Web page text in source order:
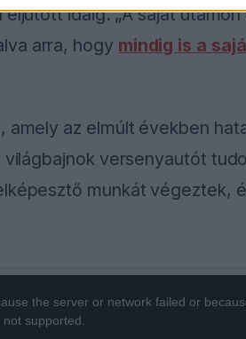
idáig. „A saját
arra, hogy mindig is a
az elmúlt években
versenyautót
munkát végeztek,
the server or network failed or
not supported.